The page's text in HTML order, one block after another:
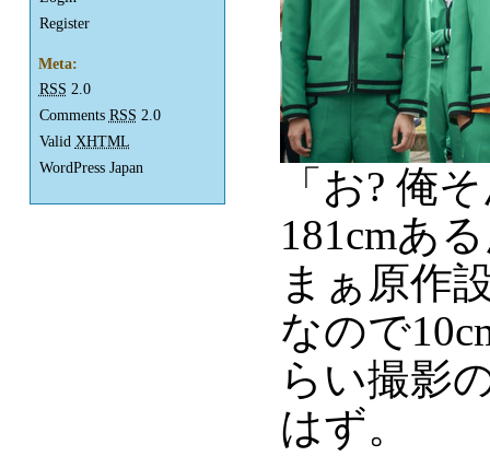
「お? 俺
181cmあ
まぁ原作
なので
らい撮影
はず。
Register
Meta:
RSS 2.0
Comments RSS 2.0
Valid XHTML
WordPress Japan